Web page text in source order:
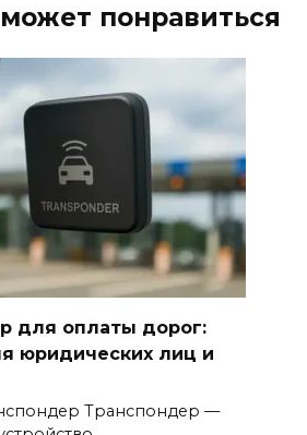
понравиться
для оплаты дорог:
юридических лиц и
Транспондер —